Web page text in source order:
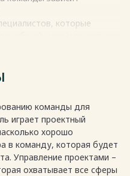
для организации OOO
которые
проекта. Именно команда
проектами
влиянии управления.
посвященных
которые подчеркивают
покупки
команды для
играет проектный
хорошо
в команду, которая будет
Управление проектами –
охватывает все сферы